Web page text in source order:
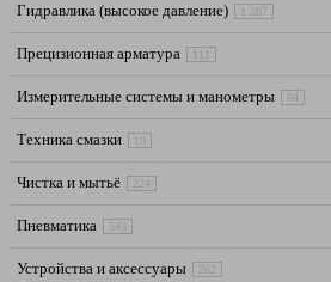
Гидравлика (высокое давление) 1 287
Прецизионная арматура 111
Измерительные системы и манометры 64
Техника смазки 19
Чистка и мытьё 224
Пневматика 543
Устройства и аксессуары 262